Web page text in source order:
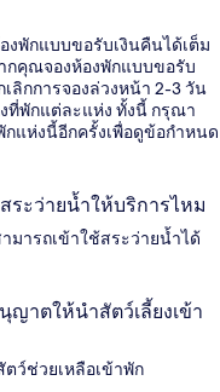
งพักแบบขอรับเงินคืนได้เต็ม
กคุณจองห้องพักแบบขอรับ
ลิกการจองล่วงหน้า 2-3 วัน
ที่พักแต่ละแห่ง ทั้งนี้ กรุณา
แห่งนี้อีกครั้งเพื่อดูข้อกำหนด
ระว่ายน้ำให้บริการไหม
มารถเข้าใช้สระว่ายน้ำได้
ญาตให้นำสัตว์เลี้ยงเข้า
ว์ช่วยเหลือเข้าพัก